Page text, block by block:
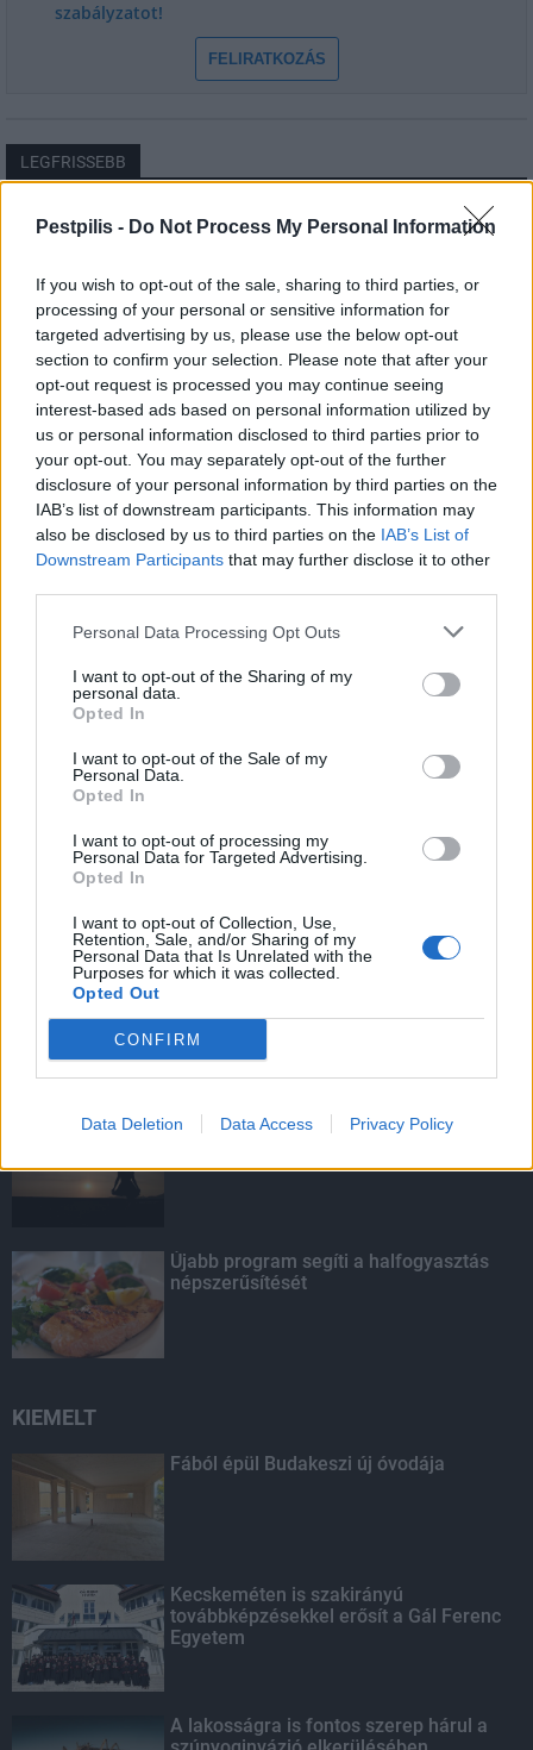
Pestpilis - Do Not Process My Personal Information
If you wish to opt-out of the sale, sharing to third parties, or
processing of your personal or sensitive information for
targeted advertising by us, please use the below opt-out
section to confirm your selection. Please note that after your
opt-out request is processed you may continue seeing
interest-based ads based on personal information utilized by
us or personal information disclosed to third parties prior to
your opt-out. You may separately opt-out of the further
disclosure of your personal information by third parties on the
IAB’s list of downstream participants. This information may
also be disclosed by us to third parties on the IAB’s List of
Downstream Participants that may further disclose it to other
Personal Data Processing Opt Outs
I want to opt-out of the Sharing of my
personal data.
Opted In
I want to opt-out of the Sale of my
Personal Data.
Opted In
I want to opt-out of processing my
Personal Data for Targeted Advertising.
Opted In
I want to opt-out of Collection, Use,
Retention, Sale, and/or Sharing of my
Personal Data that Is Unrelated with the
Purposes for which it was collected.
Opted Out
CONFIRM
Data Deletion Data Access Privacy Policy
szabályzatot!
FELIRATKOZÁS
LEGFRISSEBB
Helyi
Amire többmillióan vártunk: szombattól
Pest megye
Fából épül Budakeszi új óvodája
Országos
Kecskeméten is szakirányú
továbbképzésekkel erősít a Gál Ferenc
Egyetem
HIRDETÉS
HIRDETÉS
HIRDETÉS
LEGOLVASOTTABB
Amire többmillióan vártunk: szombattól
Újabb program segíti a halfogyasztás
népszerűsítését
KIEMELT
Fából épül Budakeszi új óvodája
Kecskeméten is szakirányú
továbbképzésekkel erősít a Gál Ferenc
Egyetem
A lakosságra is fontos szerep hárul a